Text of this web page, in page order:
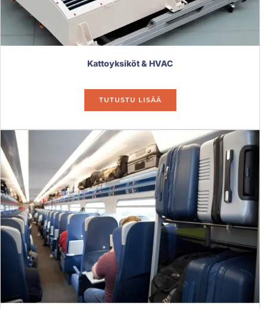
Kattoyksiköt & HVAC
TUTUSTU LISÄÄ